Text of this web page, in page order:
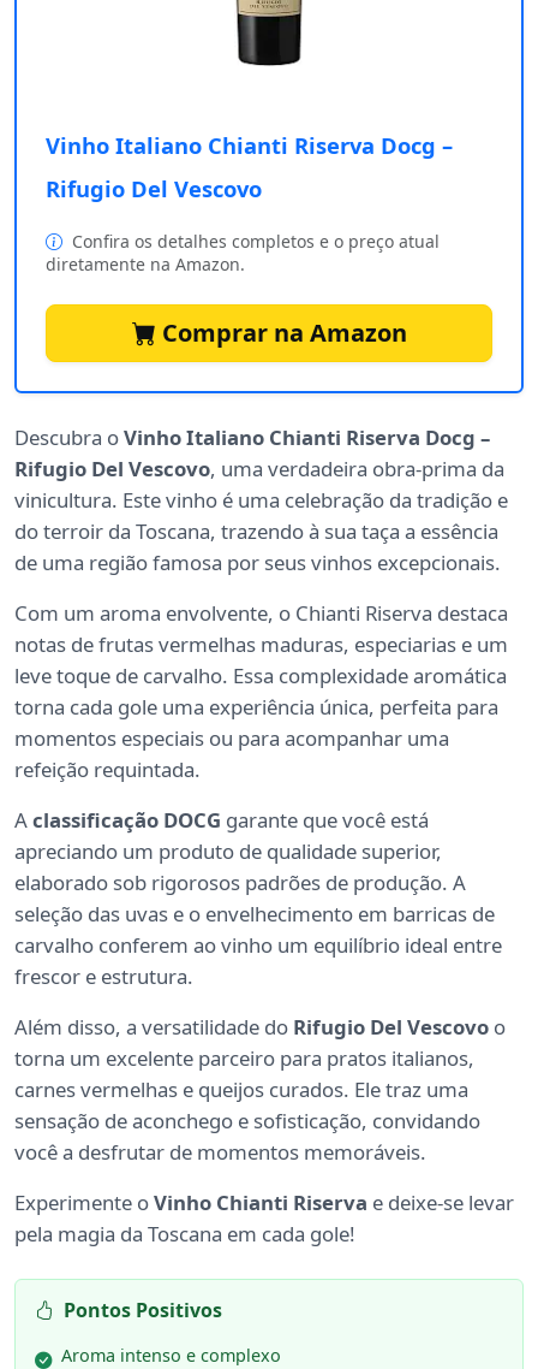
Vinho Italiano Chianti Riserva Docg –
Rifugio Del Vescovo
Confira os detalhes completos e o preço atual
diretamente na Amazon.
Comprar na Amazon
Descubra oVinho Italiano Chianti Riserva Docg –
Rifugio Del Vescovo, uma verdadeira obra-prima da
vinicultura. Este vinho é uma celebração da tradição e
do terroir da Toscana, trazendo à sua taça a essência
de uma região famosa por seus vinhos excepcionais.
Com um aroma envolvente, o Chianti Riserva destaca
notas de frutas vermelhas maduras, especiarias e um
leve toque de carvalho. Essa complexidade aromática
torna cada gole uma experiência única, perfeita para
momentos especiais ou para acompanhar uma
refeição requintada.
Aclassificação DOCG garante que você está
apreciando um produto de qualidade superior,
elaborado sob rigorosos padrões de produção. A
seleção das uvas e o envelhecimento em barricas de
carvalho conferem ao vinho um equilíbrio ideal entre
frescor e estrutura.
Além disso, a versatilidade do Rifugio Del Vescovo o
torna um excelente parceiro para pratos italianos,
carnes vermelhas e queijos curados. Ele traz uma
sensação de aconchego e sofisticação, convidando
você a desfrutar de momentos memoráveis.
Experimente oVinho Chianti Riserva e deixe-se levar
pela magia da Toscana em cada gole!
Pontos Positivos
Aroma intenso e complexo